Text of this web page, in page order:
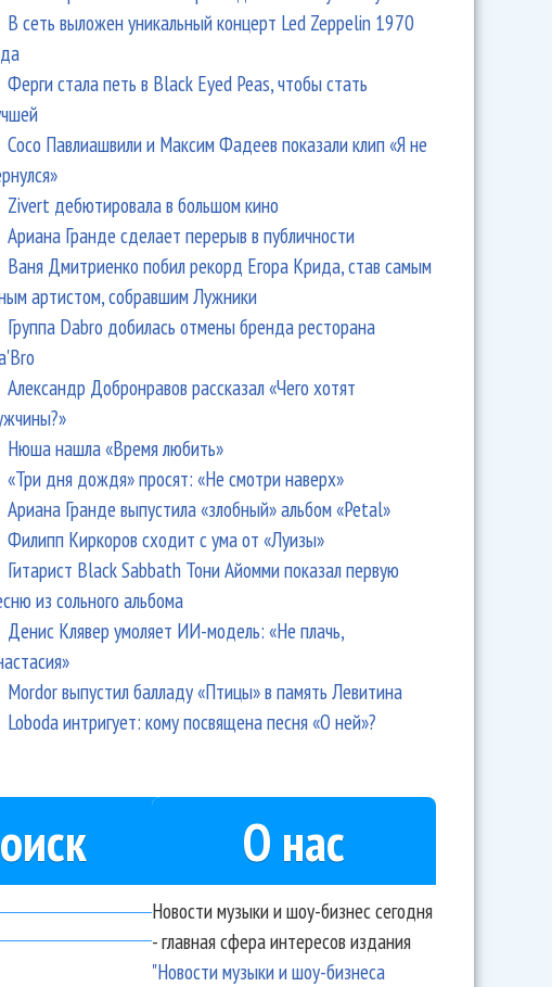
В сеть выложен уникальный концерт Led Zeppelin 1970
Ферги стала петь в Black Eyed Peas, чтобы стать
Сосо Павлиашвили и Максим Фадеев показали клип «Я не
Zivert дебютировала в большом кино
Ариана Гранде сделает перерыв в публичности
Ваня Дмитриенко побил рекорд Егора Крида, став самым
артистом, собравшим Лужники
Группа Dabro добилась отмены бренда ресторана
Александр Добронравов рассказал «Чего хотят
Нюша нашла «Время любить»
«Три дня дождя» просят: «Не смотри наверх»
Ариана Гранде выпустила «злобный» альбом «Petal»
Филипп Киркоров сходит с ума от «Луизы»
Гитарист Black Sabbath Тони Айомми показал первую
из сольного альбома
Денис Клявер умоляет ИИ-модель: «Не плачь,
Mordor выпустил балладу «Птицы» в память Левитина
Loboda интригует: кому посвящена песня «О ней»?
О нас
Новости музыки и шоу-бизнес сегодня
- главная сфера интересов издания
"Новости музыки и шоу-бизнеса